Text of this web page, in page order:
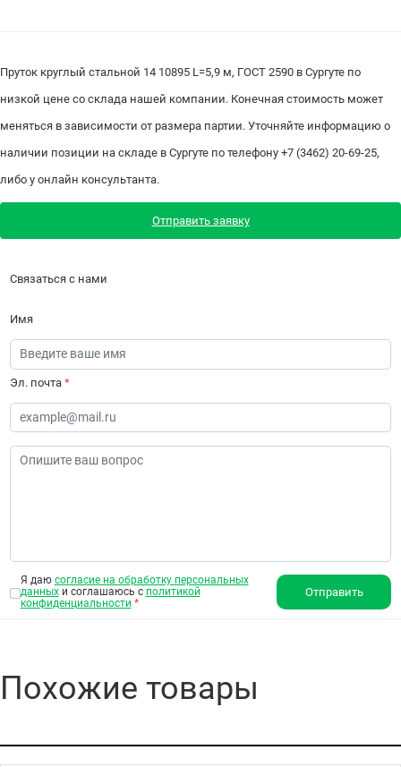
Пруток круглый стальной 14 10895 L=5,9 м, ГОСТ 2590 в Сургуте по
низкой цене со склада нашей компании. Конечная стоимость может
меняться в зависимости от размера партии. Уточняйте информацию о
наличии позиции на складе в Сургуте по телефону +7 (3462) 20-69-25,
либо у онлайн консультанта.
Отправить заявку
Связаться с нами
Имя
Эл. почта *
Я даю согласие на обработку персональных
данныхи соглашаюсь с политикой
конфиденциальности *
Отправить
Похожие товары